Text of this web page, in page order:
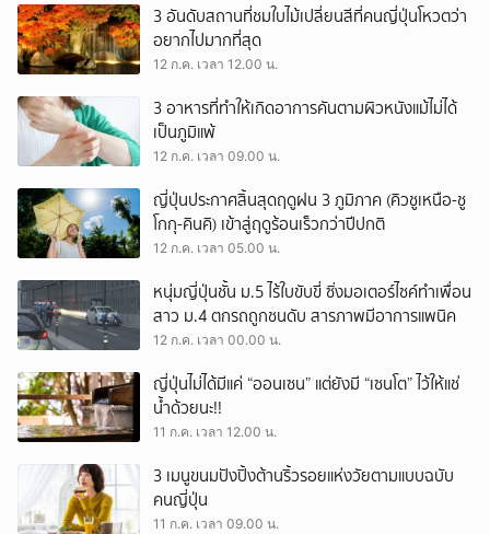
3 อันดับสถานที่ชมใบไม้เปลี่ยนสีที่คนญี่ปุ่นโหวตว่า
อยากไปมากที่สุด
12 ก.ค. เวลา 12.00 น.
3 อาหารที่ทำให้เกิดอาการคันตามผิวหนังแม้ไม่ได้
เป็นภูมิแพ้
12 ก.ค. เวลา 09.00 น.
ญี่ปุ่นประกาศสิ้นสุดฤดูฝน 3 ภูมิภาค (คิวชูเหนือ-ชู
โกกุ-คินคิ) เข้าสู่ฤดูร้อนเร็วกว่าปีปกติ
12 ก.ค. เวลา 05.00 น.
หนุ่มญี่ปุ่นชั้น ม.5 ไร้ใบขับขี่ ซิ่งมอเตอร์ไซค์ทำเพื่อน
สาว ม.4 ตกรถถูกชนดับ สารภาพมีอาการแพนิค
12 ก.ค. เวลา 00.00 น.
ญี่ปุ่นไม่ได้มีแค่ “ออนเซน” แต่ยังมี “เซนโต” ไว้ให้แช่
น้ำด้วยนะ!!
11 ก.ค. เวลา 12.00 น.
3 เมนูขนมปังปิ้งต้านริ้วรอยแห่งวัยตามแบบฉบับ
คนญี่ปุ่น
11 ก.ค. เวลา 09.00 น.
ยกเลิก